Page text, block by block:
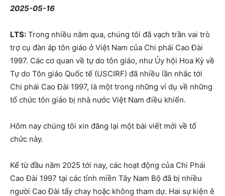
2025-05-16
LTS: Trong nhiều năm qua, chúng tôi đã vạch trần vai trò
trợ cụ đàn áp tôn giáo ở Việt Nam của Chi phái Cao Đài
1997. Các cơ quan về tự do tôn giáo, như Ủy hội Hoa Kỳ về
Tự do Tôn giáo Quốc tế (USCIRF) đã nhiều lần nhắc tới
Chi phái Cao Đài 1997, là một trong những ví dụ về những
tổ chức tôn giáo bị nhà nước Việt Nam điều khiển.
Hôm nay chúng tôi xin đăng lại một bài viết mới về tổ
chức này.
Kể từ đầu năm 2025 tới nay, các hoạt động của Chi Phái
Cao Đài 1997 tại các tỉnh miền Tây Nam Bộ đã bị nhiều
người Cao Đài tẩy chay hoặc không tham dự. Hai sự kiện ê